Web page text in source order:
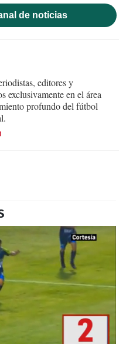
de noticias
editores y
exclusivamente en el área
profundo del fútbol